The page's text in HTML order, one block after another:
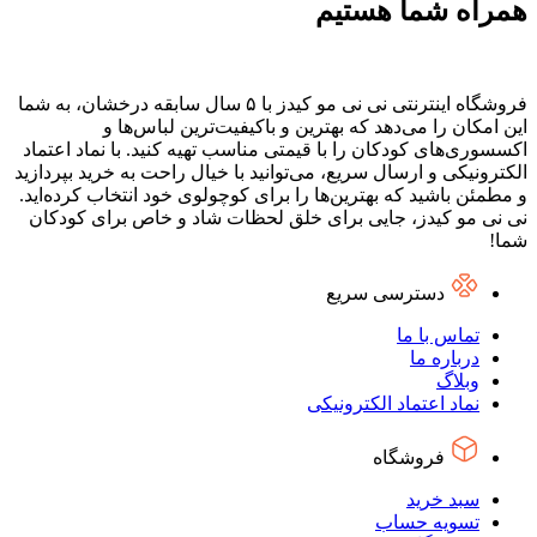
همراه شما هستیم
فروشگاه اینترنتی نی نی مو کیدز با ۵ سال سابقه درخشان، به شما
این امکان را می‌دهد که بهترین و باکیفیت‌ترین لباس‌ها و
اکسسوری‌های کودکان را با قیمتی مناسب تهیه کنید. با نماد اعتماد
الکترونیکی و ارسال سریع، می‌توانید با خیال راحت به خرید بپردازید
و مطمئن باشید که بهترین‌ها را برای کوچولوی خود انتخاب کرده‌اید.
نی نی مو کیدز، جایی برای خلق لحظات شاد و خاص برای کودکان
شما!
دسترسی سریع
تماس با ما
درباره ما
وبلاگ
نماد اعتماد الکترونیکی
فروشگاه
سبد خرید
تسویه حساب